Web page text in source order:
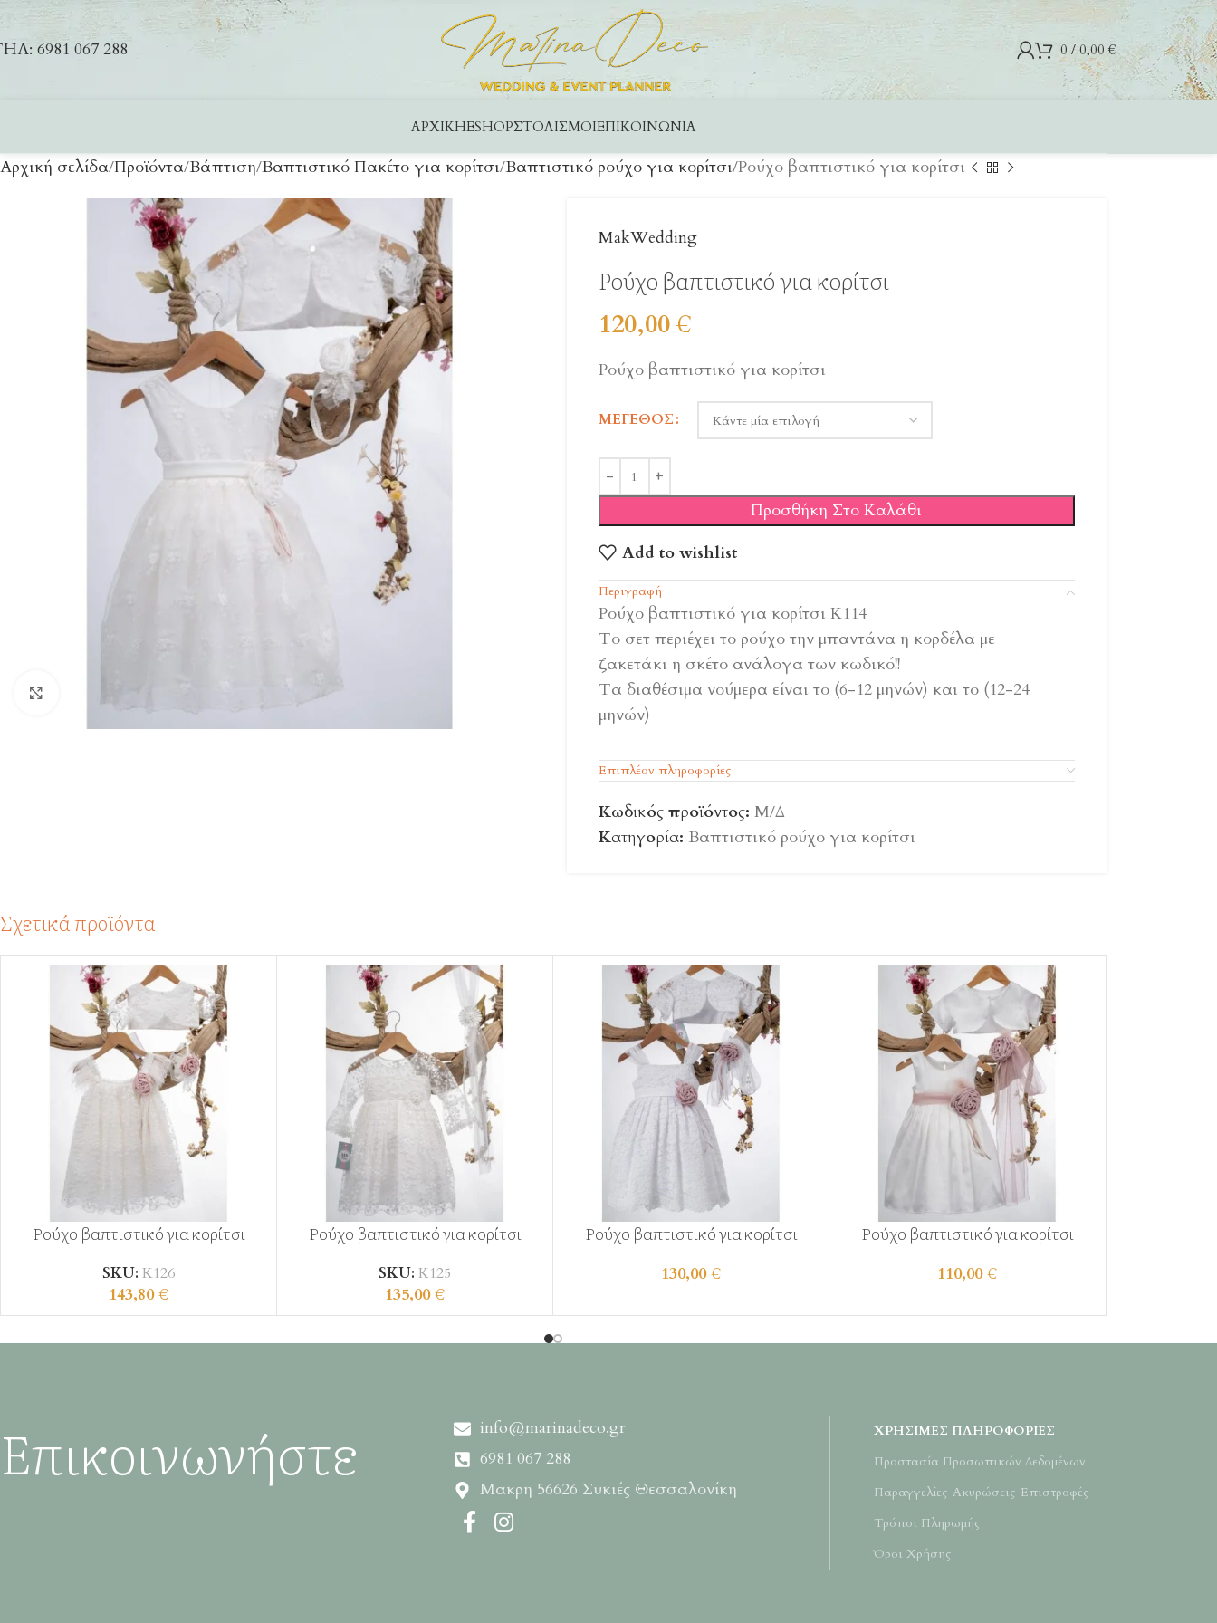
6981 067 288 0 / 0,00€
ΑΡΧΙΚΉESHOPΣΤΟΛΙΣΜΟΊΕΠΙΚΟΙΝΩΝΊΑ
Αρχική σελίδα Προϊόντα Βάπτιση Βαπτιστικό Πακέτο για κορίτσι Βαπτιστικό ρούχο για κορίτσι Ρούχο βαπτιστικό για κορίτσι
MakWedding
Ρούχο βαπτιστικό για κορίτσι
120,00€
Ρούχο βαπτιστικό για κορίτσι
ΜΈΓΕΘΟΣ
Προσθήκη Στο Καλάθι
Add to wishlist
Περιγραφή
Ρούχο βαπτιστικό για κορίτσι Κ114
Το σετ περιέχει το ρούχο την μπαντάνα η κορδέλα με
ζακετάκι η σκέτο ανάλογα των κωδικό!!
Τα διαθέσιμα νούμερα είναι το (6-12 μηνών) και το (12-24
μηνών)
Επιπλέον πληροφορίες
Κωδικός προϊόντος: Μ/Δ
Κατηγορία: Βαπτιστικό ρούχο για κορίτσι
Σχετικά προϊόντα
Ρούχο βαπτιστικό για κορίτσι
SKU: Κ126
143,80€
Ρούχο βαπτιστικό για κορίτσι
SKU: Κ125
135,00€
Ρούχο βαπτιστικό για κορίτσι
130,00€
Ρούχο βαπτιστικό για κορίτσι
110,00€
Επικοινωνήστε
info@marinadeco.gr
6981 067 288
Μακρη 56626 Συκιές Θεσσαλονίκη
ΧΡΉΣΙΜΕΣ ΠΛΗΡΟΦΟΡΊΕΣ
Προστασία Προσωπικών Δεδομένων
Παραγγελίες-Ακυρώσεις-Επιστροφές
Τρόποι Πληρωμής
Όροι Χρήσης